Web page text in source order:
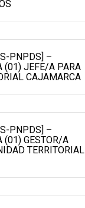
PNPDS] –
(01) JEFE/A PARA
CAJAMARCA
PNPDS] –
(01) GESTOR/A
TERRITORIAL